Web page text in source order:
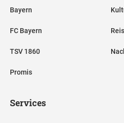
Bayern
FC Bayern
TSV 1860
Promis
Services